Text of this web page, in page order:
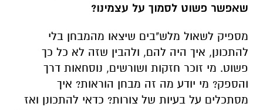
שאפשר פשוט לסמוך על עצמינו?
מספיק לשאול מלש"בים שיצאו מהמבחן בלי
להתכונן, איך היה להם, ולהבין שזה לא כל כך
פשוט. מי זוכר חזקות ושורשים, נוסחאות דרך
והספק? מי יודע מה זה מבחן הוראות? איך
מסתכלים על בעיות של צורות? כדאי להתכונן ואז